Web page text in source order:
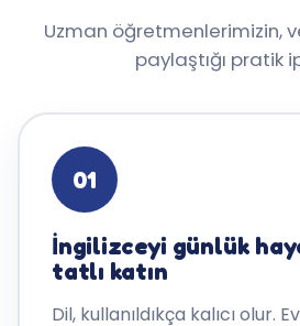
Uzman öğretmenlerimizin,
paylaştığı pratik
01
İngilizceyi günlük
tatlı katın
Dil, kullanıldıkça kalıcı olur.